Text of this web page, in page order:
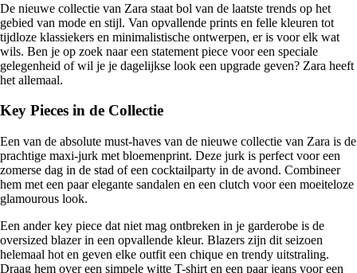
De nieuwe collectie van Zara staat bol van de laatste trends op het
gebied van mode en stijl. Van opvallende prints en felle kleuren tot
tijdloze klassiekers en minimalistische ontwerpen, er is voor elk wat
wils. Ben je op zoek naar een statement piece voor een speciale
gelegenheid of wil je je dagelijkse look een upgrade geven? Zara heeft
het allemaal.
Key Pieces in de Collectie
Een van de absolute must-haves van de nieuwe collectie van Zara is de
prachtige maxi-jurk met bloemenprint. Deze jurk is perfect voor een
zomerse dag in de stad of een cocktailparty in de avond. Combineer
hem met een paar elegante sandalen en een clutch voor een moeiteloze
glamourous look.
Een ander key piece dat niet mag ontbreken in je garderobe is de
oversized blazer in een opvallende kleur. Blazers zijn dit seizoen
helemaal hot en geven elke outfit een chique en trendy uitstraling.
Draag hem over een simpele witte T-shirt en een paar jeans voor een